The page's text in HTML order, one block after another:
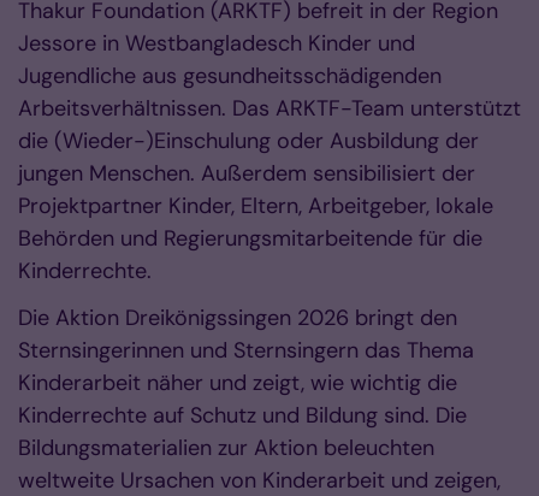
Thakur Foundation (ARKTF) befreit in der Region
Jessore in Westbangladesch Kinder und
Jugendliche aus gesundheitsschädigenden
Arbeitsverhältnissen. Das ARKTF-Team unterstützt
die (Wieder-)Einschulung oder Ausbildung der
jungen Menschen. Außerdem sensibilisiert der
Projektpartner Kinder, Eltern, Arbeitgeber, lokale
Behörden und Regierungsmitarbeitende für die
Kinderrechte.
Die Aktion Dreikönigssingen 2026 bringt den
Sternsingerinnen und Sternsingern das Thema
Kinderarbeit näher und zeigt, wie wichtig die
Kinderrechte auf Schutz und Bildung sind. Die
Bildungsmaterialien zur Aktion beleuchten
weltweite Ursachen von Kinderarbeit und zeigen,